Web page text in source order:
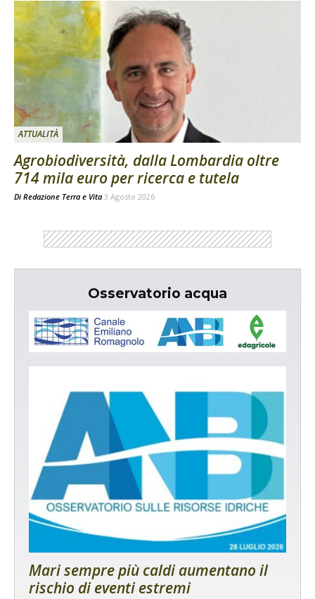
ATTUALITÀ
Agrobiodiversità, dalla Lombardia oltre
714 mila euro per ricerca e tutela
Di Redazione Terra e Vita 3 Agosto 2026
Osservatorio acqua
Mari sempre più caldi aumentano il
rischio di eventi estremi